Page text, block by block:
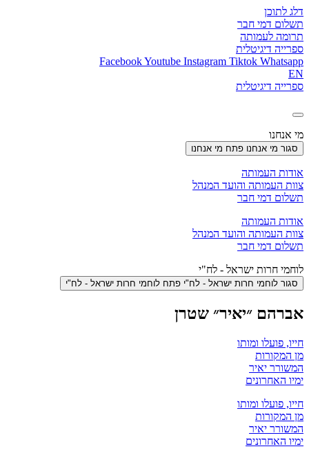
דלג לתוכן
תשלום דמי חבר
תרומה לעמותה
ספרייה דיגיטלית
FacebookYoutube Instagram Tiktok Whatsapp
EN
ספרייה דיגיטלית
מי אנחנו
סגור מי אנחנו פתח מי אנחנו
אודות העמותה
צוות העמותה והועד המנהל
תשלום דמי חבר
אודות העמותה
צוות העמותה והועד המנהל
תשלום דמי חבר
לוחמי חרות ישראל - לח"י
סגור לוחמי חרות ישראל - לח"י פתח לוחמי חרות ישראל - לח"י
אברהם ״יאיר״ שטרן
חייו, פועלו ומותו
מן המקורות
המשורר יאיר
ימיו האחרונים
חייו, פועלו ומותו
מן המקורות
המשורר יאיר
ימיו האחרונים